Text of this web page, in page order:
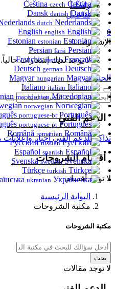
راسلنا
تفاصيل
0
الإشعارات0
لا يوجد لديك إشعارات حالياً.
الحساب
الدعم الفني
تذاكر الدعم الفنيأخبار وإعلانات
أقسام الشروحات
لا توجد أقسام
البوابة الرئيسية
مكتبة الشروحات
مكتبة الشروحات
بحث
لا توجد مقالات
czech
Dansk
danish
dutch
english
estonian
farsi
Français
french
german
hungarian
italian
Macedonian
macedonian
Norwegian
norwegian
Português
portuguese-br
Português
portuguese-pt
romanian
Русский
russian
spanish
Svenska
swedish
turkish
ukranian